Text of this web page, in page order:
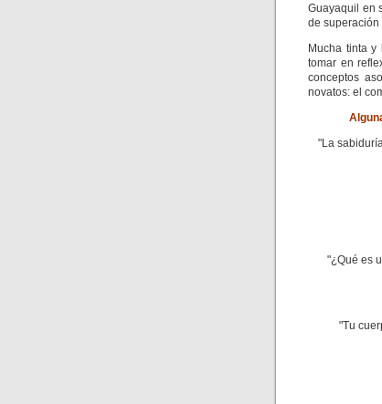
Guayaquil en
de superación
Mucha tinta
tomar en
conceptos
novatos: el
"La
"¿Qué es
"Tu